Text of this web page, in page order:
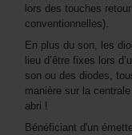
lors des touches
conventionnelles).
En plus du son, les
lieu d’être fixes lors
son ou des diodes,
manière sur la
abri !
Bénéficiant d'un